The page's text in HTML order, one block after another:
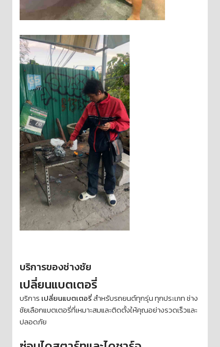
บริการของช่างชัย
เปลี่ยนแบตเตอรี่
บริการ เปลี่ยนแบตเตอรี่สำหรับรถยนต์ทุกรุ่น ทุกประเภท ช่าง
ชัยเลือกแบตเตอรี่ที่เหมาะสมและติดตั้งให้คุณอย่างรวดเร็วและ
ปลอดภัย